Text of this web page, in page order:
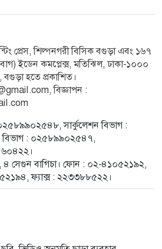
প্রেস, শিল্পনগরী বিসিক বগুড়া এবং ১৬৭
ইডেন কমপ্লেক্স, মতিঝিল, ঢাকা-১০০০
হতে প্রকাশিত।
, বিজ্ঞাপন :
সার্কুলেশন বিভাগ :
বিভাগ : ০২৫৮৯৯০২৫৪৭,
৪ সেগুন বাগিচা। ফোন : ০২-৪১০৫২১৯২,
ফ্যাক্স : ২২৩৩৮৮৫২২।